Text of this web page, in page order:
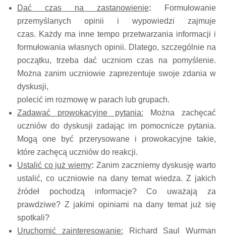
Dać czas na zastanowienie: Formułowanie
przemyślanych opinii i wypowiedzi zajmuje
czas. Każdy ma inne tempo przetwarzania informacji i
formułowania własnych opinii. Dlatego, szczególnie na
początku, trzeba dać uczniom czas na pomyślenie.
Można zanim uczniowie zaprezentuje swoje zdania w
dyskusji,
polecić im rozmowę w parach lub grupach.
Zadawać prowokacyjne pytania: Można zachęcać
uczniów do dyskusji zadając im pomocnicze pytania.
Mogą one być przerysowane i prowokacyjne takie,
które zachęcą uczniów do reakcji.
Ustalić co już wiemy: Zanim zaczniemy dyskusję warto
ustalić, co uczniowie na dany temat wiedza. Z jakich
źródeł pochodzą informacje? Co uważają za
prawdziwe? Z jakimi opiniami na dany temat już się
spotkali?
Uruchomić zainteresowanie: Richard Saul Wurman